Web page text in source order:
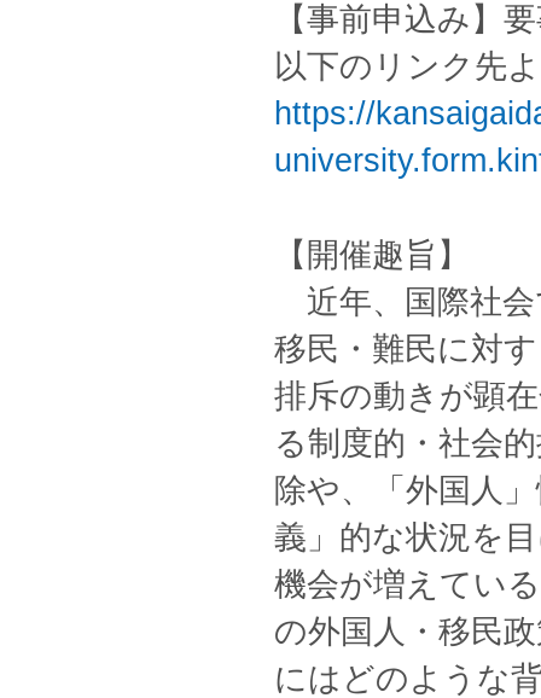
【事前申込み】
以下のリンク先
https://
【開催趣旨】
近年、国際社会
移民・難民に対
排斥の動きが顕
る制度的・社会
除や、「外国人
義」的な状況を
機会が増えてい
の外国人・移民
にはどのような